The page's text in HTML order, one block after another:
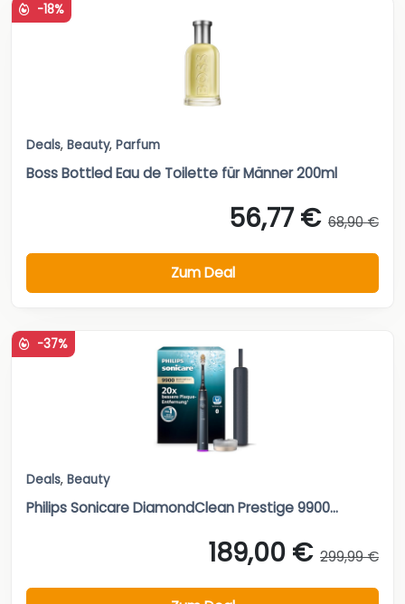
-18%
Deals, Beauty, Parfum
Boss Bottled Eau de Toilette für Männer 200ml
56,77 € 68,90 €
Zum Deal
-37%
Deals, Beauty
Philips Sonicare DiamondClean Prestige 9900...
189,00 € 299,99 €